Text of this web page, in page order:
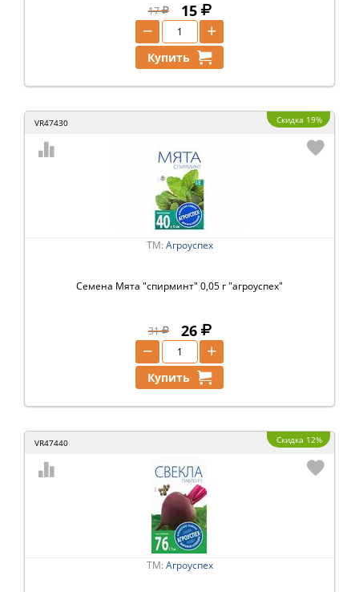
17 15
+
−
Купить
VR47430 Скидка 19%
ТМ: Агроуспех
Семена Мята "спирминт" 0,05 г "агроуспех"
31 26
+
−
Купить
VR47440 Скидка 12%
ТМ: Агроуспех